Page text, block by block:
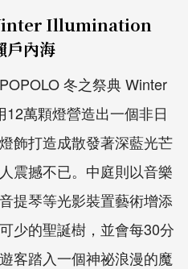
Illumination
戶內海
冬之祭典 Winter
萬顆燈營造出一個非日
飾打造成散發著深藍光芒
震撼不已。中庭則以音樂
提琴等光影裝置藝術增添
少的聖誕樹，並會每30分
客踏入一個神祕浪漫的魔